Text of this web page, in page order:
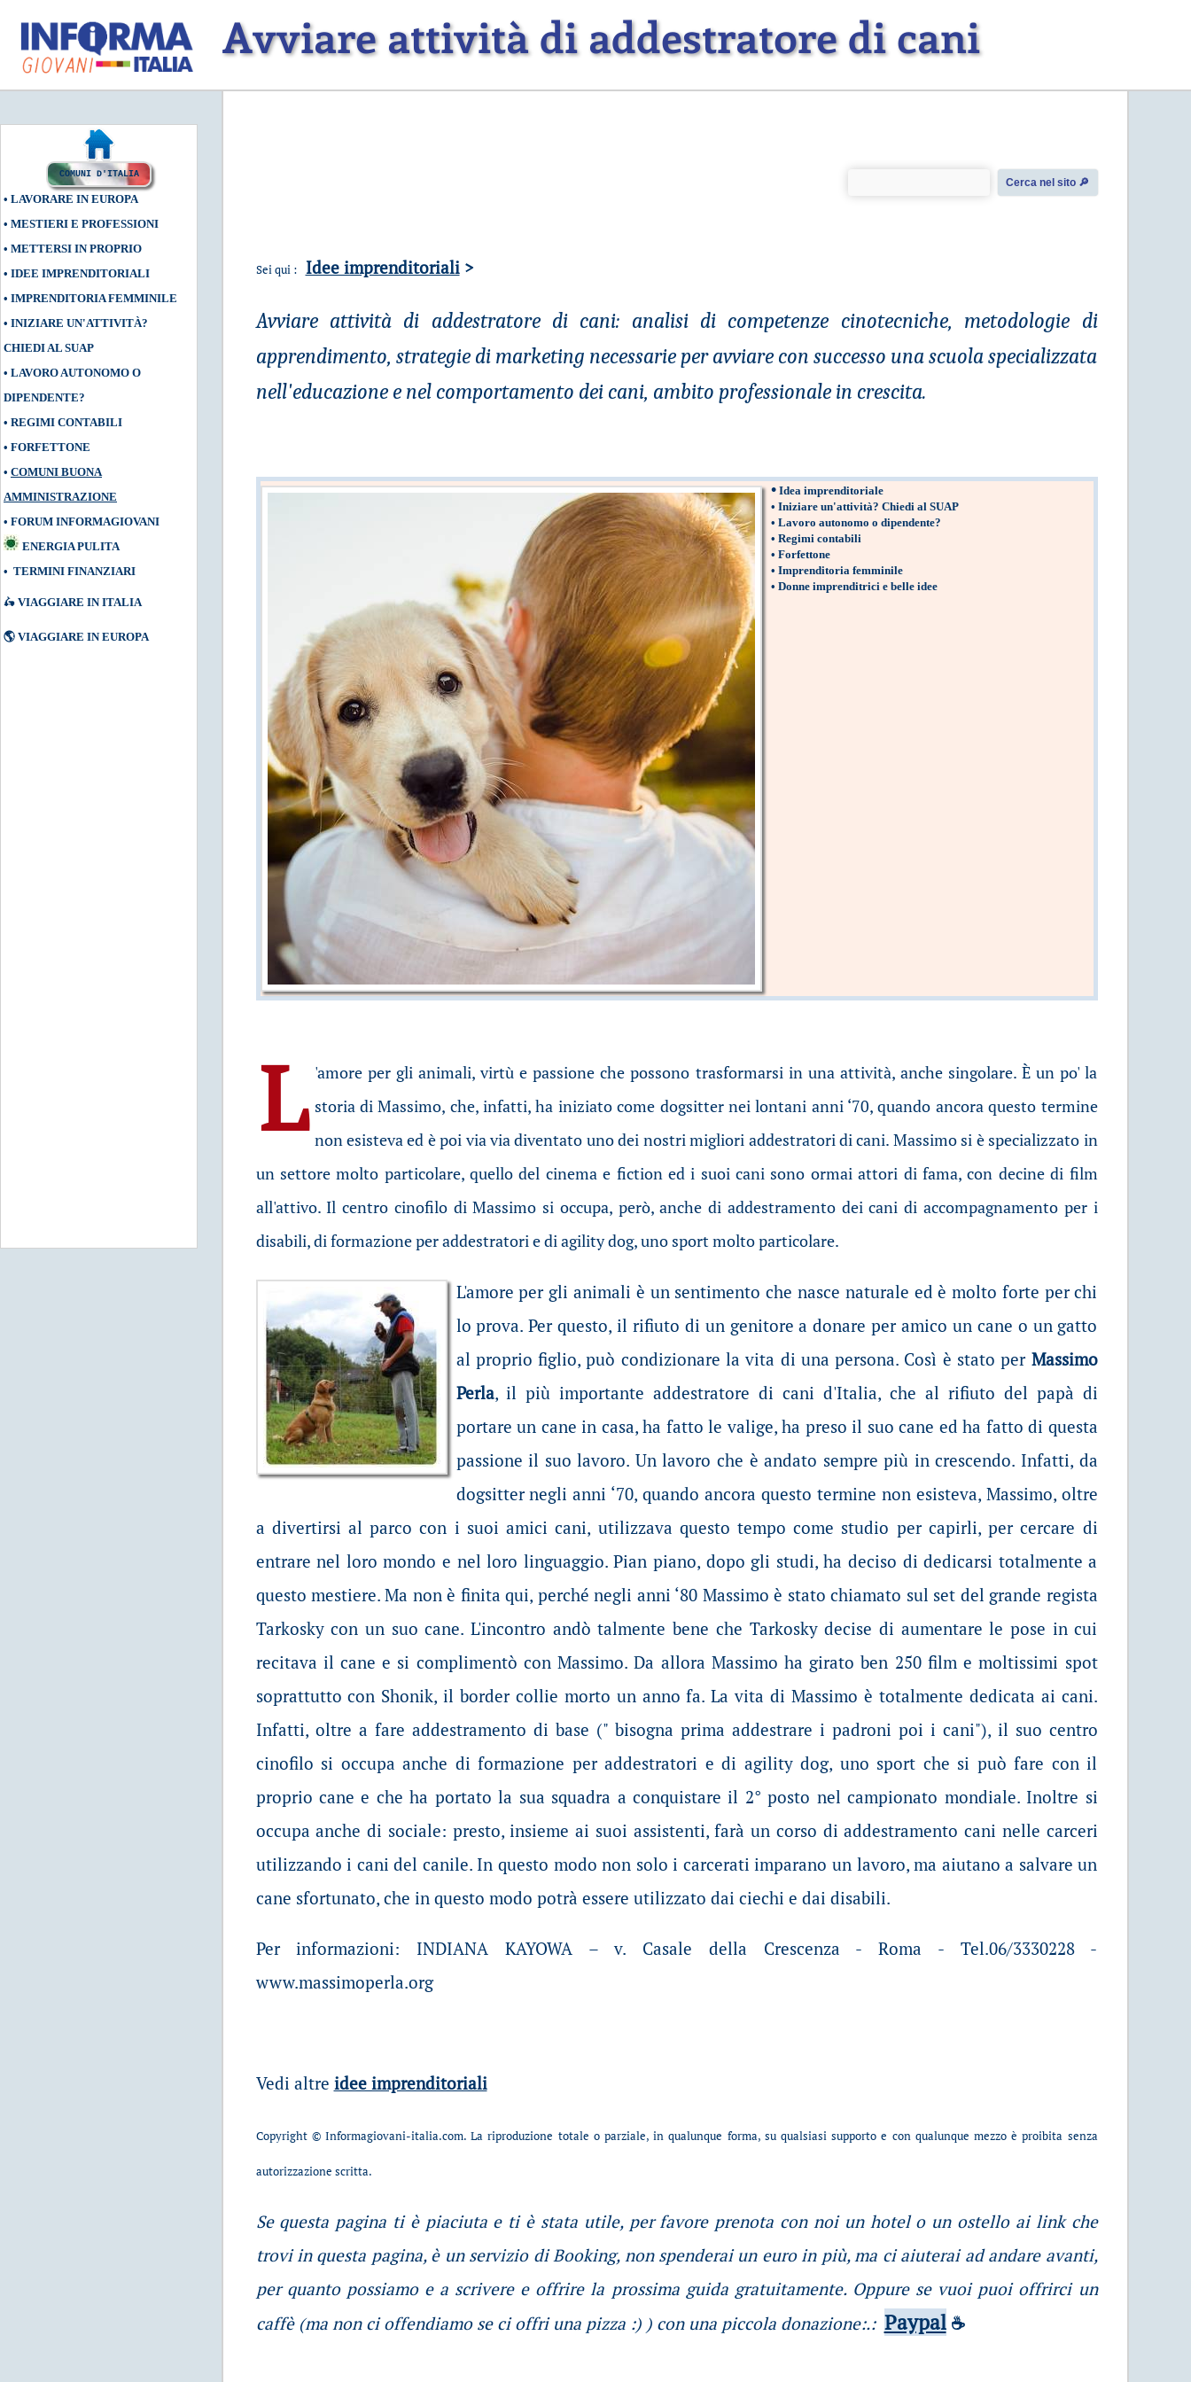
Avviare attività di addestratore di cani
COMUNI D'ITALIA
• LAVORARE IN EUROPA
• MESTIERI E PROFESSIONI
• METTERSI IN PROPRIO
• IDEE IMPRENDITORIALI
• IMPRENDITORIA FEMMINILE
• INIZIARE UN'ATTIVITÀ?
CHIEDI AL SUAP
• LAVORO AUTONOMO O
DIPENDENTE?
• REGIMI CONTABILI
• FORFETTONE
• COMUNI BUONA
AMMINISTRAZIONE
• FORUM INFORMAGIOVANI
ENERGIA PULITA
• TERMINI FINANZIARI
🛵 VIAGGIARE IN ITALIA
🌎 VIAGGIARE IN EUROPA
Cerca nel sito 🔎︎
Sei qui : Idee imprenditoriali>
Avviare attività di addestratore di cani: analisi di competenze cinotecniche, metodologie di
apprendimento, strategie di marketing necessarie per avviare con successo una scuola specializzata
nell'educazione e nel comportamento dei cani, ambito professionale in crescita.
•Idea imprenditoriale
• Iniziare un'attività? Chiedi al SUAP
• Lavoro autonomo o dipendente?
• Regimi contabili
• Forfettone
• Imprenditoria femminile
• Donne imprenditrici e belle idee
L 'amore per gli animali, virtù e passione che possono trasformarsi in una attività, anche singolare. È un po' la
storia di Massimo, che, infatti, ha iniziato come dogsitter nei lontani anni ‘70, quando ancora questo termine
non esisteva ed è poi via via diventato uno dei nostri migliori addestratori di cani. Massimo si è specializzato in
un settore molto particolare, quello del cinema e fiction ed i suoi cani sono ormai attori di fama, con decine di film
all'attivo. Il centro cinofilo di Massimo si occupa, però, anche di addestramento dei cani di accompagnamento per i
disabili, di formazione per addestratori e di agility dog, uno sport molto particolare.
L'amore per gli animali è un sentimento che nasce naturale ed è molto forte per chi
lo prova. Per questo, il rifiuto di un genitore a donare per amico un cane o un gatto
al proprio figlio, può condizionare la vita di una persona. Così è stato per Massimo
Perla, il più importante addestratore di cani d'Italia, che al rifiuto del papà di
portare un cane in casa, ha fatto le valige, ha preso il suo cane ed ha fatto di questa
passione il suo lavoro. Un lavoro che è andato sempre più in crescendo. Infatti, da
dogsitter negli anni ‘70, quando ancora questo termine non esisteva, Massimo, oltre
a divertirsi al parco con i suoi amici cani, utilizzava questo tempo come studio per capirli, per cercare di
entrare nel loro mondo e nel loro linguaggio. Pian piano, dopo gli studi, ha deciso di dedicarsi totalmente a
questo mestiere. Ma non è finita qui, perché negli anni ‘80 Massimo è stato chiamato sul set del grande regista
Tarkosky con un suo cane. L'incontro andò talmente bene che Tarkosky decise di aumentare le pose in cui
recitava il cane e si complimentò con Massimo. Da allora Massimo ha girato ben 250 film e moltissimi spot
soprattutto con Shonik, il border collie morto un anno fa. La vita di Massimo è totalmente dedicata ai cani.
Infatti, oltre a fare addestramento di base (" bisogna prima addestrare i padroni poi i cani"), il suo centro
cinofilo si occupa anche di formazione per addestratori e di agility dog, uno sport che si può fare con il
proprio cane e che ha portato la sua squadra a conquistare il 2° posto nel campionato mondiale. Inoltre si
occupa anche di sociale: presto, insieme ai suoi assistenti, farà un corso di addestramento cani nelle carceri
utilizzando i cani del canile. In questo modo non solo i carcerati imparano un lavoro, ma aiutano a salvare un
cane sfortunato, che in questo modo potrà essere utilizzato dai ciechi e dai disabili.
Per informazioni: INDIANA KAYOWA – v. Casale della Crescenza - Roma - Tel.06/3330228 -
www.massimoperla.org
Vedi altre idee imprenditoriali
Copyright © Informagiovani-italia.com. La riproduzione totale o parziale, in qualunque forma, su qualsiasi supporto e con qualunque mezzo è proibita senza
autorizzazione scritta.
Se questa pagina ti è piaciuta e ti è stata utile, per favore prenota con noi un hotel o un ostello ai link che
trovi in questa pagina, è un servizio di Booking, non spenderai un euro in più, ma ci aiuterai ad andare avanti,
per quanto possiamo e a scrivere e offrire la prossima guida gratuitamente. Oppure se vuoi puoi offrirci un
caffè (ma non ci offendiamo se ci offri una pizza :) ) con una piccola donazione:.: Paypal ☕